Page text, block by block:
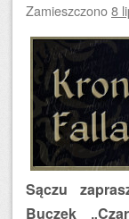
Zamieszczono8
Sączu
Buczek